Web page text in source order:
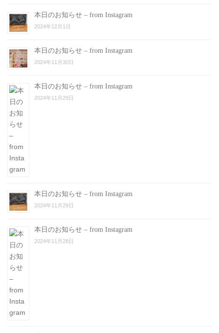
本日のお知らせ – from Instagram
2024年12月1日
本日のお知らせ – from Instagram
2024年11月30日
本日のお知らせ – from Instagram
2024年11月29日
本日のお知らせ – from Instagram
2024年11月29日
本日のお知らせ – from Instagram
2024年11月28日